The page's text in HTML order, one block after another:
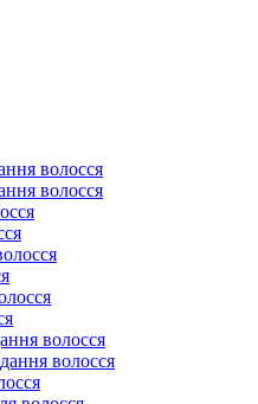
волосся
волосся
волосся
волосся